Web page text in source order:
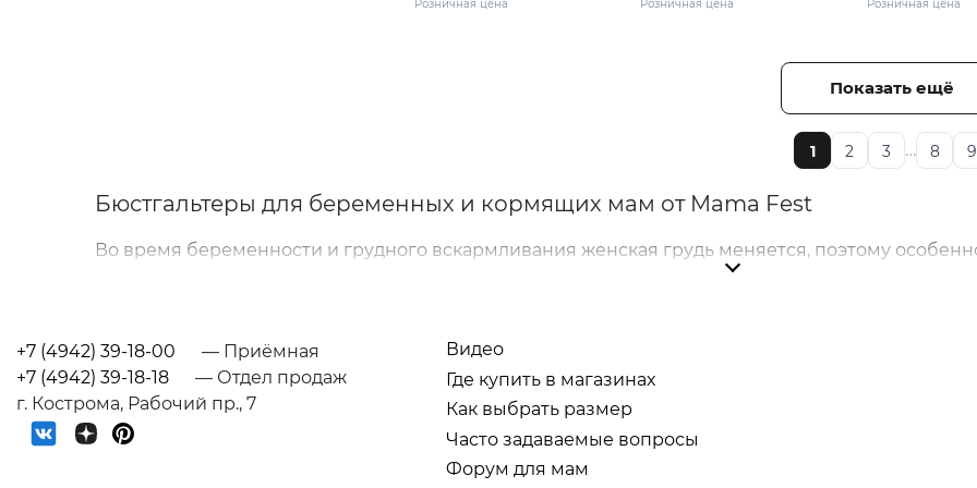
(75-B) серый меланж/белый
Розничная цена
(75-B) серый меланж/черный
Розничная цена Розничная цена
Показать ещё
1 2 3 … 8 9
Бюстгальтеры для беременных и кормящих мам от Mama Fest
Во время беременности и грудного вскармливания женская грудь меняется, поэтому
качественное белье. Бюстгальтеры для беременных и кормящих мам обеспечивают надежную
В интернет-магазине Mama Fest представлен широкий ассортимент моделей,
Модели учитывают физиологические изменения фигуры, мягко поддерживают грудь, не
протяжении всего дня.
+7 (4942) 39-18-00
— Приёмная
+7 (4942) 39-18-18
— Отдел продаж
г. Кострома, Рабочий пр., 7
Видео
Где купить в магазинах
Как выбрать размер
Часто задаваемые вопросы
Форум для мам